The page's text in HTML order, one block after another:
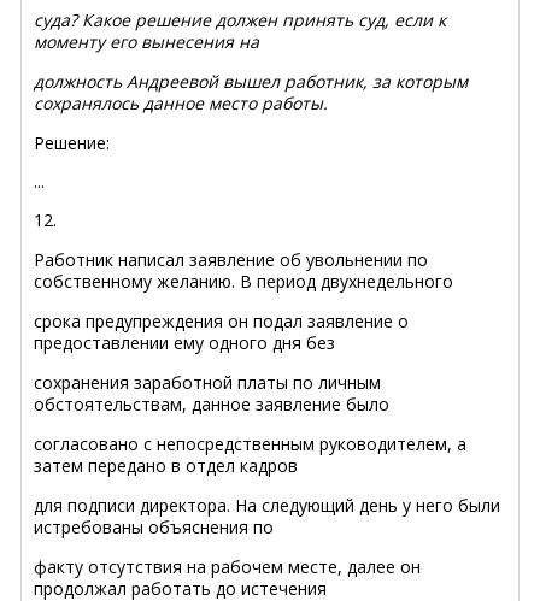
суда? Какое решение должен принять суд, если к
моменту его вынесения на
должность Андреевой вышел работник, за которым
сохранялось данное место работы.
Решение:
...
12.
Работник написал заявление об увольнении по
собственному желанию. В период двухнедельного
срока предупреждения он подал заявление о
предоставлении ему одного дня без
сохранения заработной платы по личным
обстоятельствам, данное заявление было
согласовано с непосредственным руководителем, а
затем передано в отдел кадров
для подписи директора. На следующий день у него были
истребованы объяснения по
факту отсутствия на рабочем месте, далее он
продолжал работать до истечения